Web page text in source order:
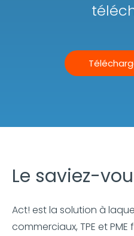
Le saviez-
Act! est la solution à
commerciaux, TPE et